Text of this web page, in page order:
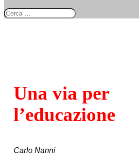
Una via per
l’educazione
Carlo Nanni